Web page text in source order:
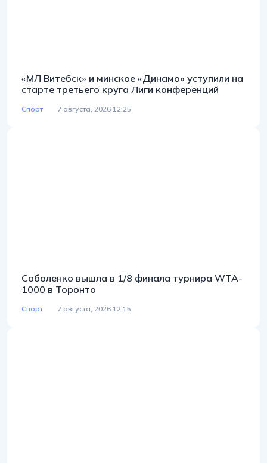
«МЛ Витебск» и минское «Динамо» уступили на
старте третьего круга Лиги конференций
Спорт 7 августа, 2026 12:25
Соболенко вышла в 1/8 финала турнира WTA-
1000 в Торонто
Спорт 7 августа, 2026 12:15